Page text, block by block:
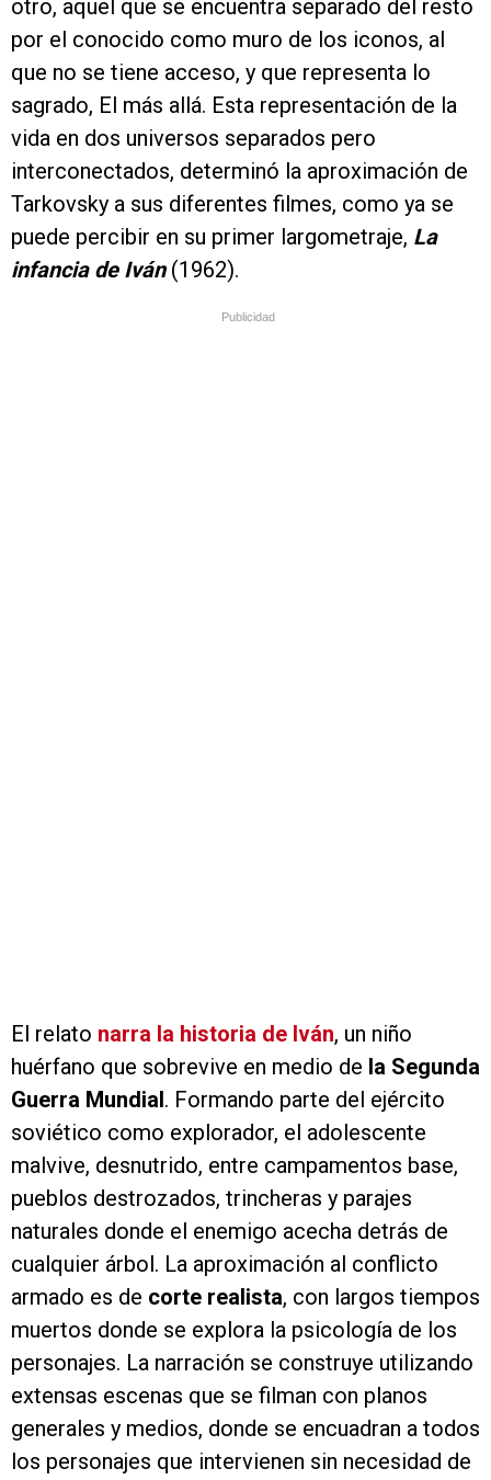
otro, aquel que se encuentra separado del resto
por el conocido como muro de los iconos, al
que no se tiene acceso, y que representa lo
sagrado, El más allá. Esta representación de la
vida en dos universos separados pero
interconectados, determinó la aproximación de
Tarkovsky a sus diferentes filmes, como ya se
puede percibir en su primer largometraje, La
infancia de Iván(1962).
Publicidad
El relato narra la historia de Iván, un niño
huérfano que sobrevive en medio de la Segunda
Guerra Mundial. Formando parte del ejército
soviético como explorador, el adolescente
malvive, desnutrido, entre campamentos base,
pueblos destrozados, trincheras y parajes
naturales donde el enemigo acecha detrás de
cualquier árbol. La aproximación al conflicto
armado es de corte realista, con largos tiempos
muertos donde se explora la psicología de los
personajes. La narración se construye utilizando
extensas escenas que se filman con planos
generales y medios, donde se encuadran a todos
los personajes que intervienen sin necesidad de